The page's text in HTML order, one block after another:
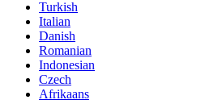
Turkish
Italian
Danish
Romanian
Indonesian
Czech
Afrikaans